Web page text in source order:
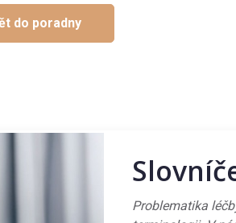
do poradny
Problematika